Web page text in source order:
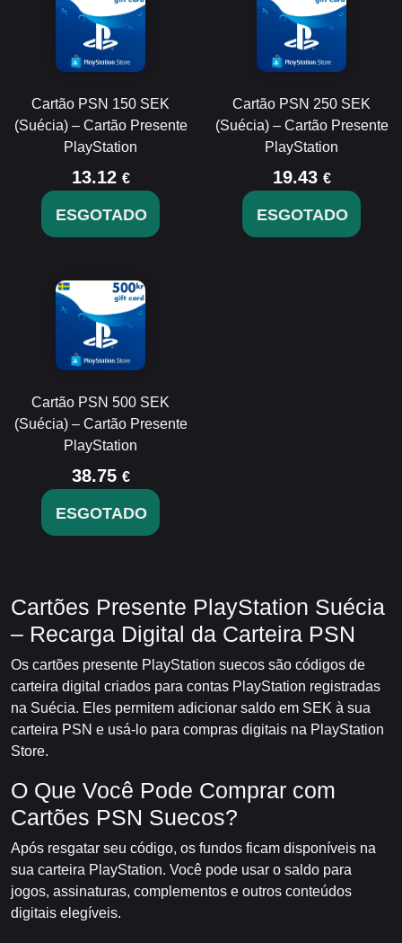
Cartão PSN 150 SEK
(Suécia) – Cartão Presente
PlayStation
13.12 €
ESGOTADO
Cartão PSN 250 SEK
(Suécia) – Cartão Presente
PlayStation
19.43 €
ESGOTADO
Cartão PSN 500 SEK
(Suécia) – Cartão Presente
PlayStation
38.75 €
ESGOTADO
Cartões Presente PlayStation Suécia
– Recarga Digital da Carteira PSN
Os cartões presente PlayStation suecos são códigos de
carteira digital criados para contas PlayStation registradas
na Suécia. Eles permitem adicionar saldo em SEK à sua
carteira PSN e usá-lo para compras digitais na PlayStation
Store.
O Que Você Pode Comprar com
Cartões PSN Suecos?
Após resgatar seu código, os fundos ficam disponíveis na
sua carteira PlayStation. Você pode usar o saldo para
jogos, assinaturas, complementos e outros conteúdos
digitais elegíveis.